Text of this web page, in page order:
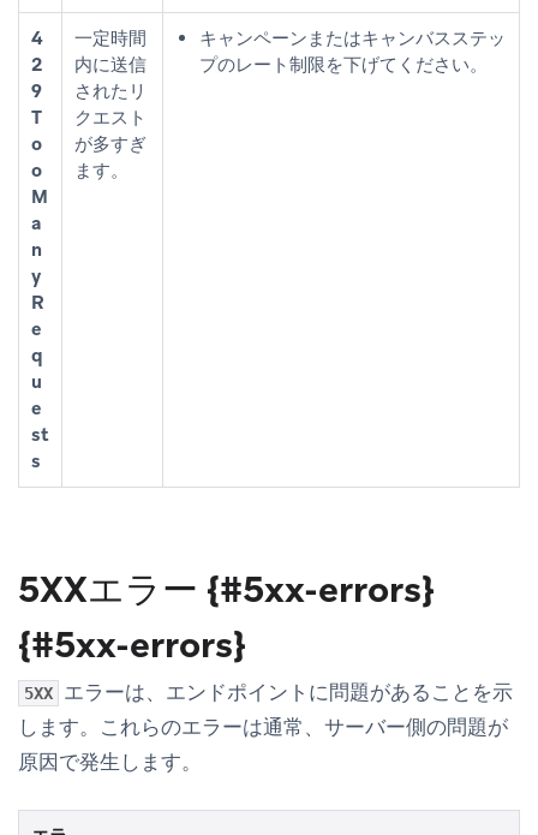
4
2
9
T
o
o
M
a
n
y
R
e
q
u
e
st
s
一定時間
内に送信
されたリ
クエスト
が多すぎ
ます。
キャンペーンまたはキャンバスステッ
プのレート制限を下げてください。
5XXエラー {#5xx-errors}
{#5xx-errors}
5XX
エラーは、エンドポイントに問題があることを示
します。これらのエラーは通常、サーバー側の問題が
原因で発生します。